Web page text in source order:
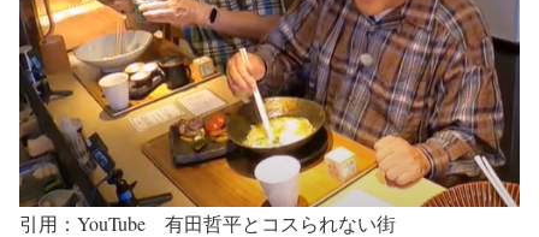
引用：YouTube 有田哲平とコスられない街